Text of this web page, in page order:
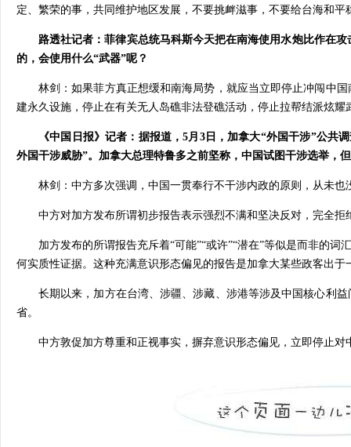
定、繁荣的事，共同维护地区发展，不要挑衅滋事，不要给台海和平
路透社记者：菲律宾总统马科斯今天把在南海使用水炮比作在
的，会使用什么“武器”呢？
林剑：如果菲方真正想缓和南海局势，就应当立即停止冲闯中
建永久设施，停止在有关无人岛礁非法登礁活动，停止拉帮结派炫
《中国日报》记者：据报道，5月3日，加拿大“外国干涉”公
外国干涉威胁”。加拿大总理特鲁多之前坚称，中国试图干涉选举，
林剑：中方多次强调，中国一贯奉行不干涉内政的原则，从未
中方对加方发布所谓初步报告表示强烈不满和坚决反对，完全
加方发布的所谓报告充斥着“可能”“或许”“潜在”等似是而非的
何实质性证据。这种充满意识形态偏见的报告是加拿大某些政客出
长期以来，加方在台湾、涉疆、涉藏、涉港等涉及中国核心利
省。
中方敦促加方尊重和正视事实，摒弃意识形态偏见，立即停止对